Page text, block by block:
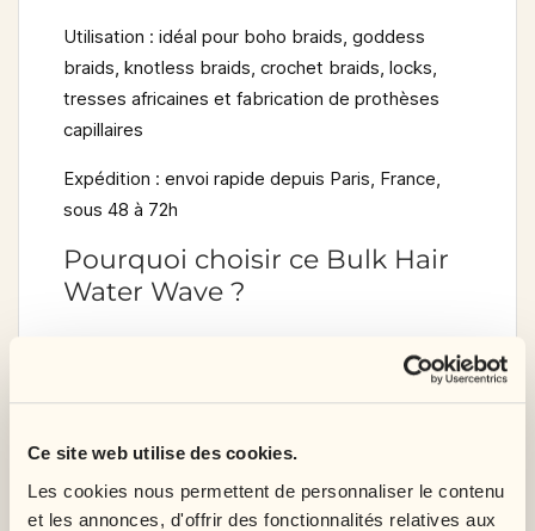
Ce site web utilise des cookies.
Les cookies nous permettent de personnaliser le contenu
et les annonces, d'offrir des fonctionnalités relatives aux
Utilisation : idéal pour boho braids, goddess
braids, knotless braids, crochet braids, locks,
tresses africaines et fabrication de prothèses
capillaires
Expédition : envoi rapide depuis Paris, France,
sous 48 à 72h
Pourquoi choisir ce Bulk Hair
Water Wave ?
Si vous recherchez une texture à la fois naturelle,
tendance et facile à porter, le Water Wave est un
plus texturé qu’un loose wave, il apporte un effet
tresses avec du mouvement.